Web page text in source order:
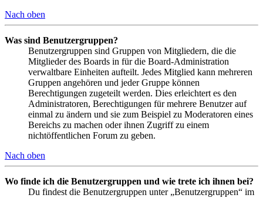
Nach oben
Was sind Benutzergruppen?
Benutzergruppen sind Gruppen von Mitgliedern, die die
Mitglieder des Boards in für die Board-Administration
verwaltbare Einheiten aufteilt. Jedes Mitglied kann mehreren
Gruppen angehören und jeder Gruppe können
Berechtigungen zugeteilt werden. Dies erleichtert es den
Administratoren, Berechtigungen für mehrere Benutzer auf
einmal zu ändern und sie zum Beispiel zu Moderatoren eines
Bereichs zu machen oder ihnen Zugriff zu einem
nichtöffentlichen Forum zu geben.
Nach oben
Wo finde ich die Benutzergruppen und wie trete ich ihnen bei?
Du findest die Benutzergruppen unter „Benutzergruppen“ im